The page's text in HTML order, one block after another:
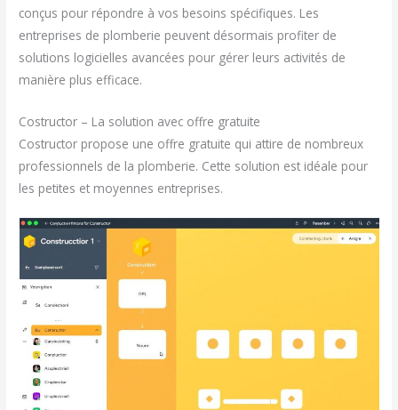
conçus pour répondre à vos besoins spécifiques. Les
entreprises de plomberie peuvent désormais profiter de
solutions logicielles avancées pour gérer leurs activités de
manière plus efficace.
Costructor – La solution avec offre gratuite
Costructor propose une offre gratuite qui attire de nombreux
professionnels de la plomberie. Cette solution est idéale pour
les petites et moyennes entreprises.